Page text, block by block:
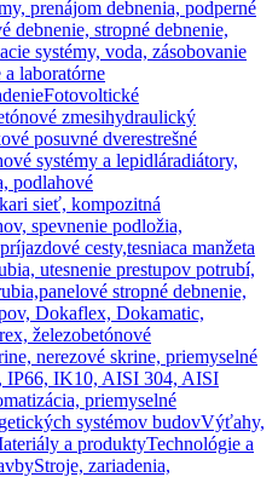
prenájom debnenia, podperné
debnenie, stropné debnenie,
systémy, voda, zásobovanie
laboratórne
Fotovoltické
zmesihydraulický
posuvné dverestrešné
systémy a lepidláradiátory,
podlahové
sieť, kompozitná
spevnenie podložia,
cesty,tesniaca manžeta
utesnenie prestupov potrubí,
panelové stropné debnenie,
Dokaflex, Dokamatic,
železobetónové
nerezové skrine, priemyselné
IP66, IK10, AISI 304, AISI
priemyselné
systémov budovVýťahy,
a produktyTechnológie a
Stroje, zariadenia,